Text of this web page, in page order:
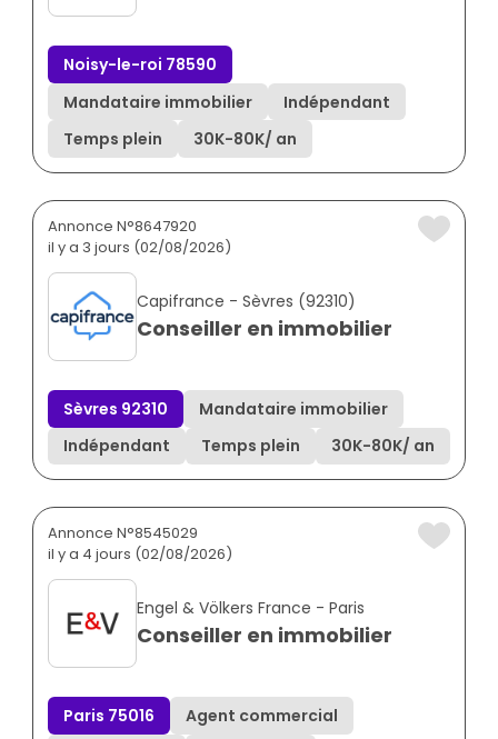
Noisy-le-roi 78590
Mandataire immobilier
Indépendant
Temps plein
30K-80K/ an
Annonce N°8647920
il y a 3 jours (02/08/2026)
Capifrance - Sèvres (92310)
Conseiller en immobilier
Sèvres 92310
Mandataire immobilier
Indépendant
Temps plein 30K-80K/ an
Annonce N°8545029
il y a 4 jours (02/08/2026)
Engel & Völkers France - Paris
Conseiller en immobilier
Paris 75016
Agent commercial